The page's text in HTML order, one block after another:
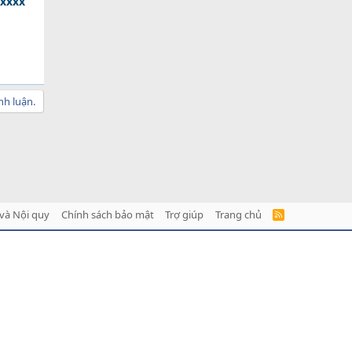
luận.
Nội quy Chính sách bảo mật Trợ giúp Trang chủ
R